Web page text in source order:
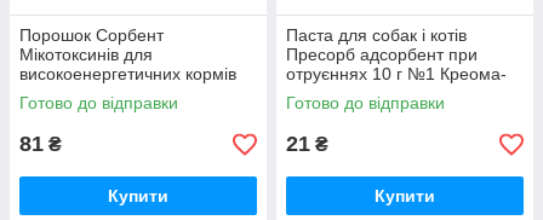
Порошок Сорбент
Мікотоксинів для
високоенергетичних кормів
кормова добавка малиновий
500 г
Готово до відправки
81 ₴
Купити
Паста для собак і котів
Пресорб адсорбент при
отруєннях 10 г №1 Креома-
Фарм
Готово до відправки
21 ₴
Купити